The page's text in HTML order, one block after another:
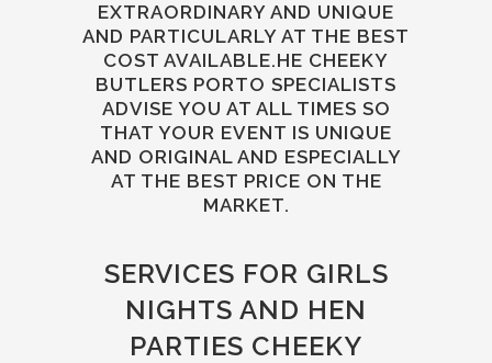
EXTRAORDINARY AND UNIQUE
AND PARTICULARLY AT THE BEST
COST AVAILABLE.HE CHEEKY
BUTLERS PORTO SPECIALISTS
ADVISE YOU AT ALL TIMES SO
THAT YOUR EVENT IS UNIQUE
AND ORIGINAL AND ESPECIALLY
AT THE BEST PRICE ON THE
MARKET.
SERVICES FOR GIRLS
NIGHTS AND HEN
PARTIES CHEEKY